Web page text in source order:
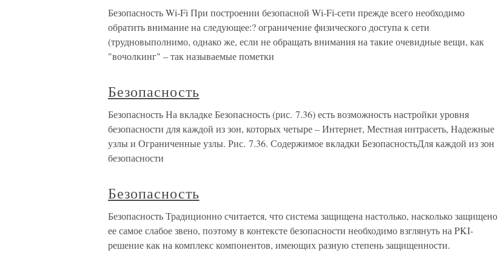
Безопасность Wi-Fi При построении безопасной Wi-Fi-сети прежде всего необходимо
обратить внимание на следующее:? ограничение физического доступа к сети
(трудновыполнимо, однако же, если не обращать внимания на такие очевидные вещи, как
"вочолкинг" – так называемые пометки
Безопасность
Безопасность На вкладке Безопасность (рис. 7.36) есть возможность настройки уровня
безопасности для каждой из зон, которых четыре – Интернет, Местная интрасеть, Надежные
узлы и Ограниченные узлы. Рис. 7.36. Содержимое вкладки БезопасностьДля каждой из зон
безопасности
Безопасность
Безопасность Традиционно считается, что система защищена настолько, насколько защищено
ее самое слабое звено, поэтому в контексте безопасности необходимо взглянуть на PKI-
решение как на комплекс компонентов, имеющих разную степень защищенности.